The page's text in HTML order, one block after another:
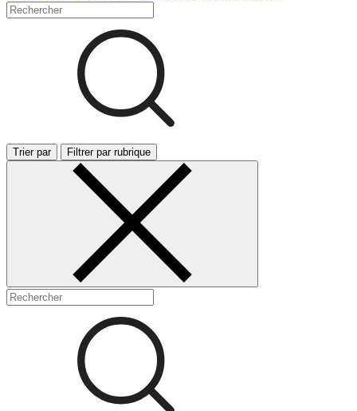
Trier par Filtrer par rubrique